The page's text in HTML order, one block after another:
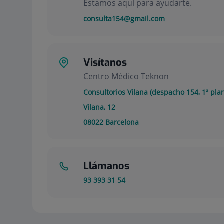
Estamos aquí para ayudarte.
consulta154@gmail.com
Visítanos
Centro Médico Teknon
Consultorios Vilana (despacho 154, 1ª
Vilana, 12
08022 Barcelona
Llámanos
93 393 31 54